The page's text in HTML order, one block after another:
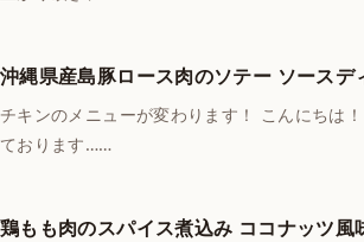
沖縄県産島豚ロース肉のソテー ソースデ
チキンのメニューが変わります！ こんにちは
ております……
鶏もも肉のスパイス煮込み ココナッツ風